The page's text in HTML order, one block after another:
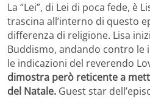
La “Lei”, di Lei di poca fede, è
trascina all’interno di questo
differenza di religione. Lisa
Buddismo, andando contro le
le indicazioni del reverendo
dimostra però reticente a
del Natale. Guest star